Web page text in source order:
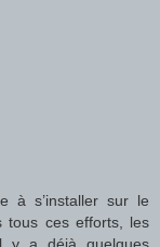
à s’installer sur le
tous ces efforts, les